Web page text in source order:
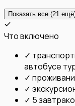
Показать все (21
Что включено
✓
автобусе
✓
✓
✓ 5